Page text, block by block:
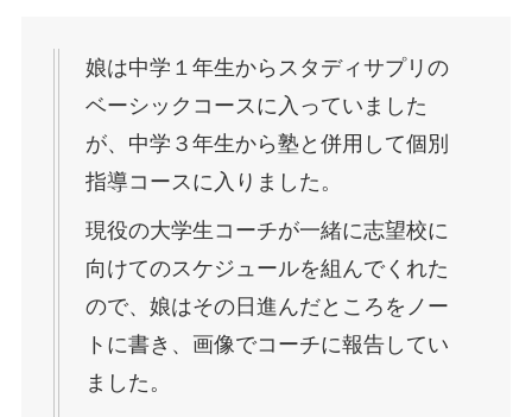
娘は中学１年生からスタディサプリの
ベーシックコースに入っていました
が、中学３年生から塾と併用して個別
指導コースに入りました。
現役の大学生コーチが一緒に志望校に
向けてのスケジュールを組んでくれた
ので、娘はその日進んだところをノー
トに書き、画像でコーチに報告してい
ました。